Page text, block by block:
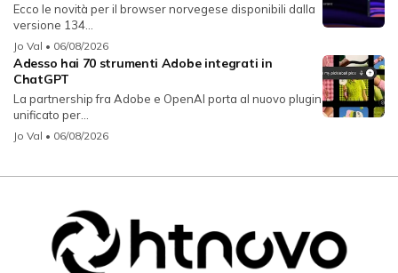
Ecco le novità per il browser norvegese disponibili dalla
versione 134...
Jo Val • 06/08/2026
Adesso hai 70 strumenti Adobe integrati in
ChatGPT
La partnership fra Adobe e OpenAI porta al nuovo plugin
unificato per...
Jo Val • 06/08/2026